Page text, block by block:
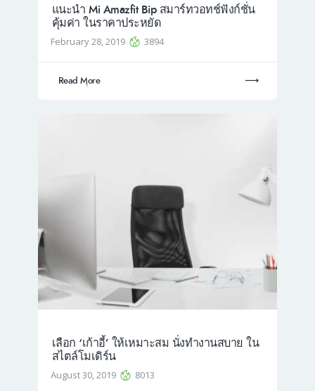
แนะนำ Mi Amazfit Bip สมาร์ทวอทช์ฟังก์ชั่น
คุ้มค่า ในราคาประหยัด
February 28, 2019 3894
Read More
เลือก ‘เก้าอี้’ ให้เหมาะสม นั่งทำงานสบาย ใน
สไตล์โมเดิร์น
August 30, 2019 8013